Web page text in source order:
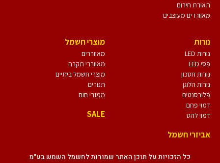
תאורת חירום
מאווררים מעוצבים
נורות
נורות LED
פסי LED
נורות חסכון
נורות הלוגן
פלורסנטים
דמוי פחם
דמוי להט
אביזרי חשמל
מוצרי חשמל
מאווררים
מאווררי תקרה
מוצרי חשמל ביתיים
תנורים
מפזרי חום
SALE
כל הזכויות על תוכן האתר שמורות לחשמל השמש בע״מ